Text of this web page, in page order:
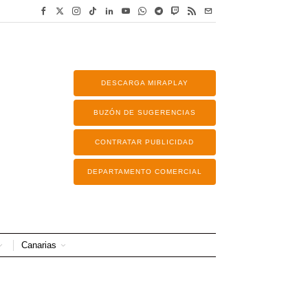
DESCARGA MIRAPLAY
BUZÓN DE SUGERENCIAS
CONTRATAR PUBLICIDAD
DEPARTAMENTO COMERCIAL
Canarias